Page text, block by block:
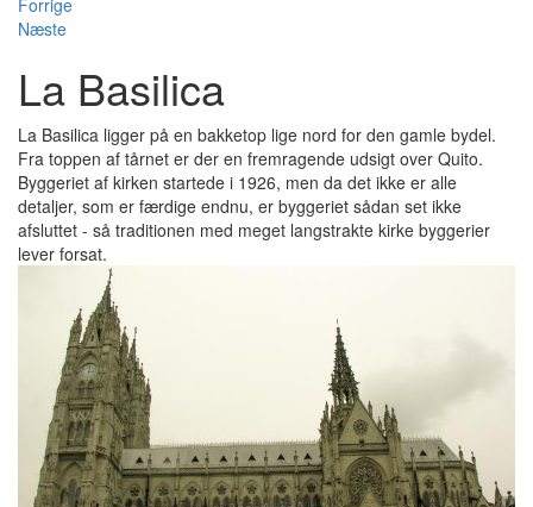
Næste
La Basilica
La Basilica ligger på en bakketop lige nord for den gamle bydel.
Fra toppen af tårnet er der en fremragende udsigt over Quito.
Byggeriet af kirken startede i 1926, men da det ikke er alle
detaljer, som er færdige endnu, er byggeriet sådan set ikke
afsluttet - så traditionen med meget langstrakte kirke byggerier
lever forsat.